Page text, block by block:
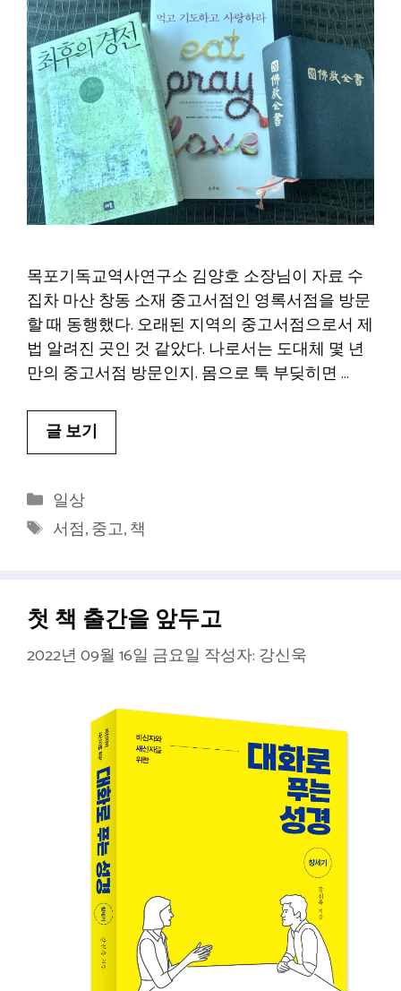
목포기독교역사연구소 김양호 소장님이 자료 수
집차 마산 창동 소재 중고서점인 영록서점을 방문
할 때 동행했다. 오래된 지역의 중고서점으로서 제
법 알려진 곳인 것 같았다. 나로서는 도대체 몇 년
만의 중고서점 방문인지. 몸으로 툭 부딪히면 …
글 보기
카
테
고
일상
태
서점,중고,책
첫 책 출간을 앞두고
2022년 09월 16일 금요일 작성자: 강신욱